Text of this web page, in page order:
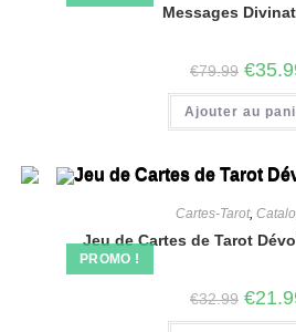
Messages
€79.99 €
Ajouter au
PROMO !
Cartes-Tarot,
Jeu de Cartes de Tarot
€32.99 €